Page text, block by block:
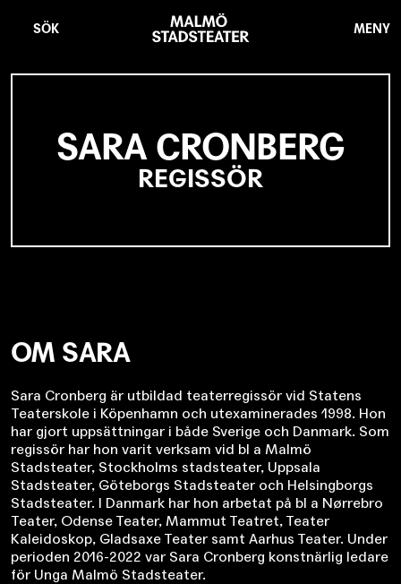
SÖK
Stadsteater
MENY
SARA CRONBERG
REGISSÖR
OM SARA
Sara Cronberg är utbildad teaterregissör vid Statens
Teaterskole i Köpenhamn och utexaminerades 1998. Hon
har gjort uppsättningar i både Sverige och Danmark. Som
regissör har hon varit verksam vid bl a Malmö
Stadsteater, Stockholms stadsteater, Uppsala
Stadsteater, Göteborgs Stadsteater och Helsingborgs
Stadsteater. I Danmark har hon arbetat på bl a Nørrebro
Teater, Odense Teater, Mammut Teatret, Teater
Kaleidoskop, Gladsaxe Teater samt Aarhus Teater. Under
perioden 2016-2022 var Sara Cronberg konstnärlig ledare
för Unga Malmö Stadsteater.